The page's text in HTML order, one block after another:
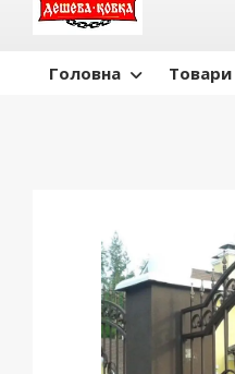
Головна Товари